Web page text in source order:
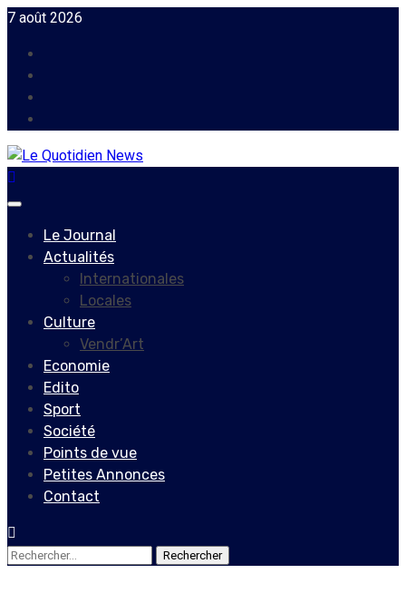
Skip
content
7 août 2026
Primary
Le Journal
Actualités
Internationales
Locales
Culture
Vendr’Art
Economie
Edito
Sport
Société
Points de vue
Petites Annonces
Contact
Rechercher :